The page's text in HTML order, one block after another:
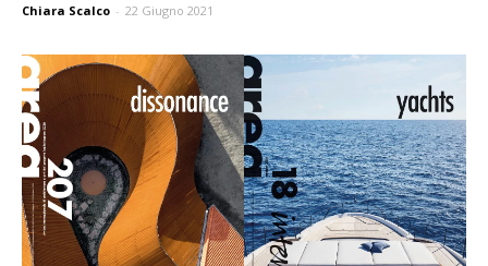
Chiara Scalco - 22 Giugno 2021